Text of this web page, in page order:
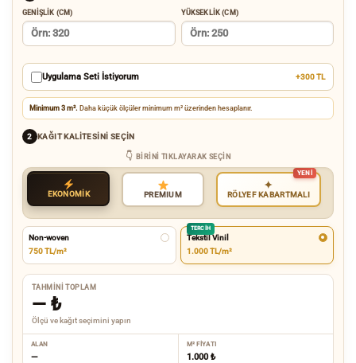
GENIŞLIK (CM) YÜKSEKLIK (CM)
Uygulama Seti İstiyorum +300 TL
Minimum 3 m². Daha küçük ölçüler minimum m² üzerinden hesaplanır.
2 KAĞIT KALITESINI SEÇIN
BIRINI TIKLAYARAK SEÇIN
EKONOMİK PREMIUM
✦
RÖLYEF KABARTMALI
Non-woven
750 TL/m²
TERCIH
Tekstil Vinil
1.000 TL/m²
TAHMINI TOPLAM
— ₺
Ölçü ve kağıt seçimini yapın
ALAN
—
M² FIYATI
1.000 ₺